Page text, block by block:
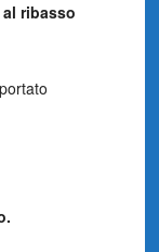
ribasso